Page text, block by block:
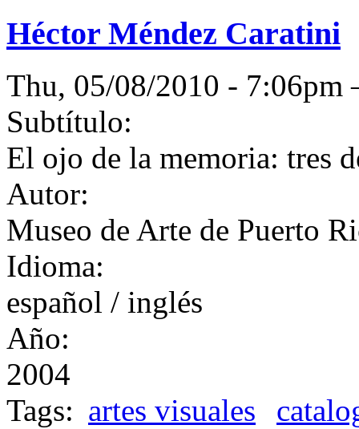
Héctor Méndez Caratini
Thu, 05/08/2010 -
Subtítulo:
El ojo de la memoria: tres
Autor:
Museo de Arte de Puerto
Idioma:
español / inglés
Año:
2004
Tags: artes visuales